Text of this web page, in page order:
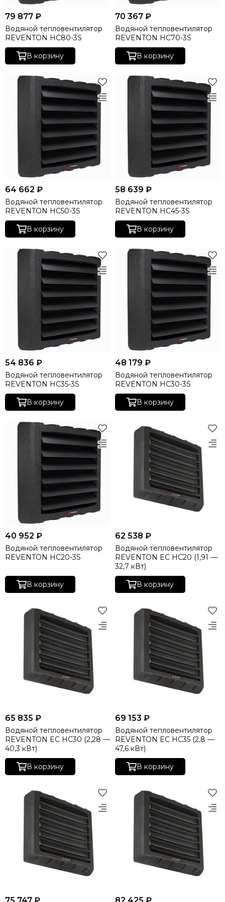
79 877 ₽
Водяной тепловентилятор
REVENTON HC80-3S
В корзину
70 367 ₽
Водяной тепловентилятор
REVENTON HC70-3S
В корзину
64 662 ₽
Водяной тепловентилятор
REVENTON HC50-3S
В корзину
58 639 ₽
Водяной тепловентилятор
REVENTON HC45-3S
В корзину
54 836 ₽
Водяной тепловентилятор
REVENTON HC35-3S
В корзину
48 179 ₽
Водяной тепловентилятор
REVENTON HC30-3S
В корзину
40 952 ₽
Водяной тепловентилятор
REVENTON HC20-3S
В корзину
62 538 ₽
Водяной тепловентилятор
REVENTON EC HC20 (1,91 —
32,7 кВт)
В корзину
65 835 ₽
Водяной тепловентилятор
REVENTON EC HC30 (2,28 —
40,3 кВт)
В корзину
69 153 ₽
Водяной тепловентилятор
REVENTON EC HC35 (2,8 —
47,6 кВт)
В корзину